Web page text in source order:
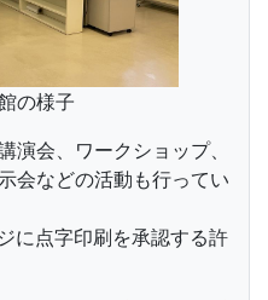
の様子
演会、ワークショップ、
会などの活動も行ってい
に点字印刷を承認する許